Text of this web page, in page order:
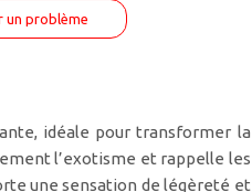
un problème
idéale pour transformer la
l’exotisme et rappelle les
une sensation de légèreté et